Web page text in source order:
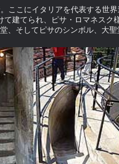
ここにイタリアを代表する世
建てられ、ピサ・ロマネス
、そしてピサのシンボル、大